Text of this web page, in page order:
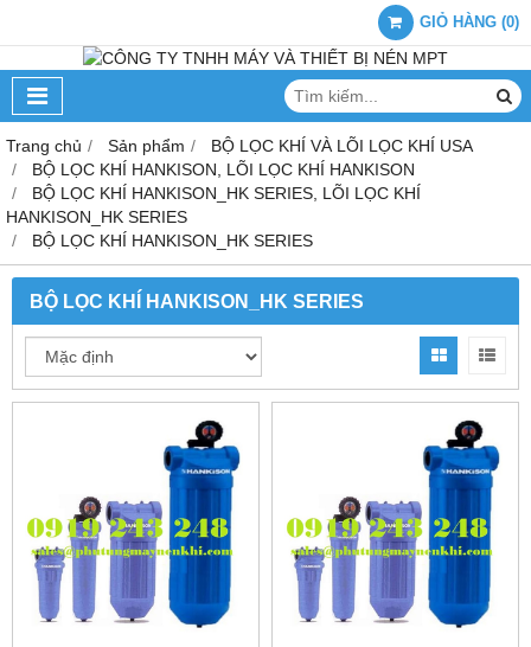
GIỎ HÀNG (0)
Trang chủ Sản phẩm
BỘ LỌC KHÍ VÀ LÕI LỌC KHÍ USA
BỘ LỌC KHÍ HANKISON, LÕI LỌC KHÍ HANKISON
BỘ LỌC KHÍ HANKISON_HK SERIES, LÕI LỌC KHÍ
HANKISON_HK SERIES
BỘ LỌC KHÍ HANKISON_HK SERIES
BỘ LỌC KHÍ HANKISON_HK SERIES